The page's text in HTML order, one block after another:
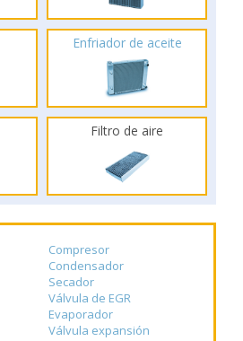
Enfriador de aceite
Filtro de aire
Compresor
Condensador
Secador
Válvula de EGR
Evaporador
Válvula expansión